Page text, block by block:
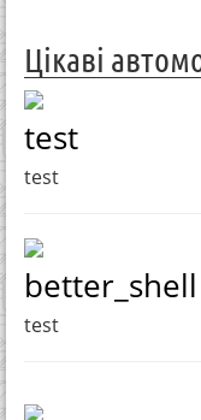
Цікаві
test
test
better_shell
test